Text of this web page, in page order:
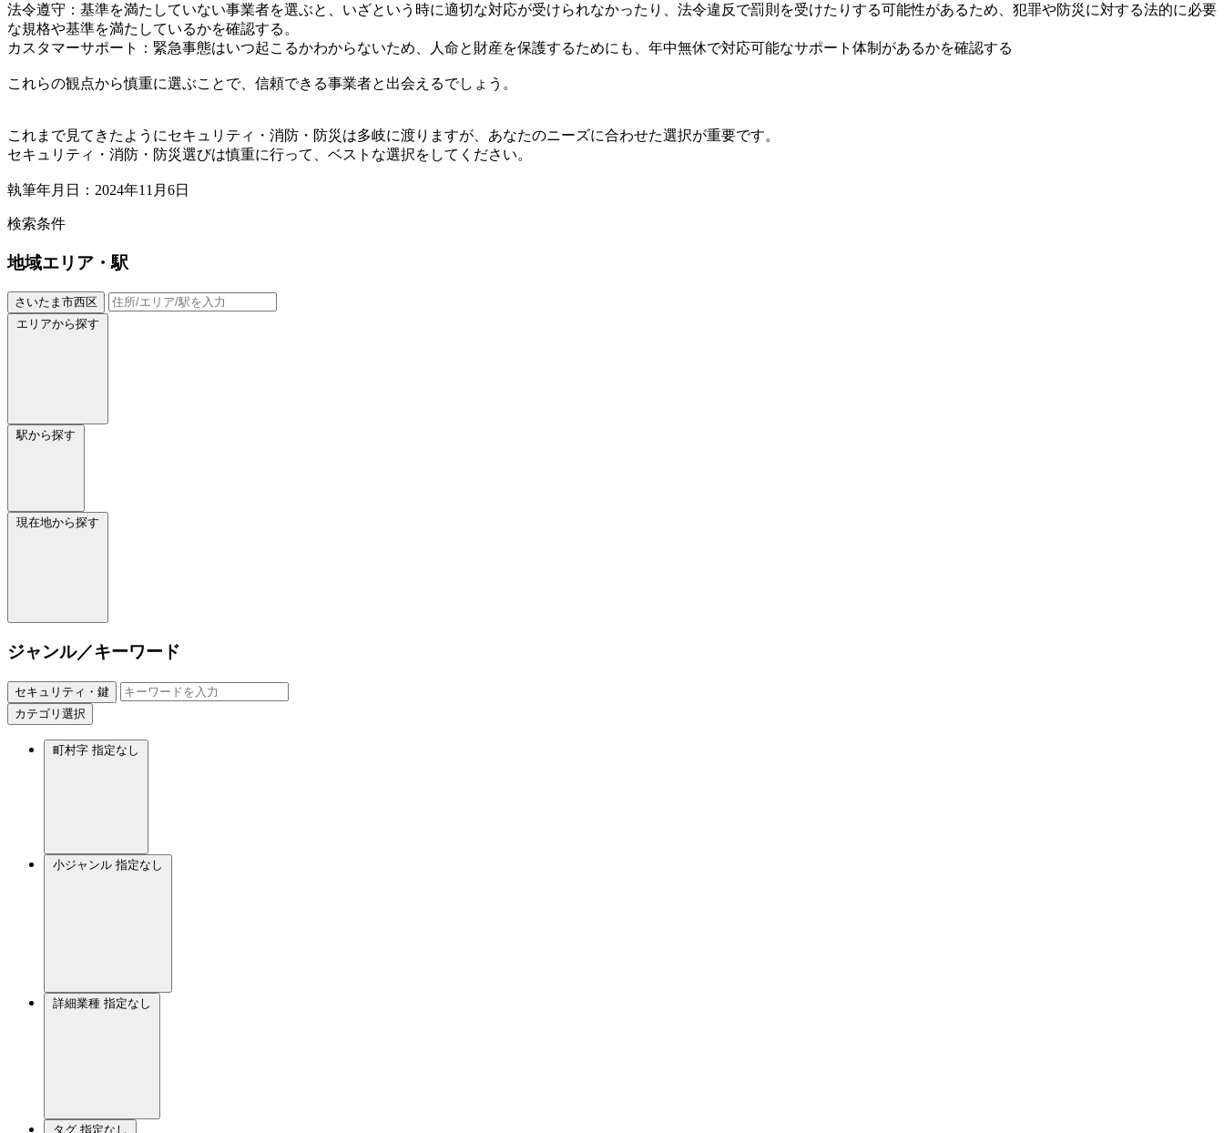
法令遵守：基準を満たしていない事業者を選ぶと、いざという時に適切な対応が受けられなかったり、法令違反で罰則を受けたりする可能性があるため、犯罪や防災に対する法的に必要
な規格や基準を満たしているかを確認する。
カスタマーサポート：緊急事態はいつ起こるかわからないため、人命と財産を保護するためにも、年中無休で対応可能なサポート体制があるかを確認する
これらの観点から慎重に選ぶことで、信頼できる事業者と出会えるでしょう。
これまで見てきたようにセキュリティ・消防・防災は多岐に渡りますが、あなたのニーズに合わせた選択が重要です。
セキュリティ・消防・防災選びは慎重に行って、ベストな選択をしてください。
執筆年月日：2024年11月6日
検索条件
地域エリア・駅
さいたま市西区
エリアから探す
駅から探す
現在地から探す
ジャンル／キーワード
セキュリティ・鍵
カテゴリ選択
町村字 指定なし
小ジャンル 指定なし
詳細業種 指定なし
タグ 指定なし